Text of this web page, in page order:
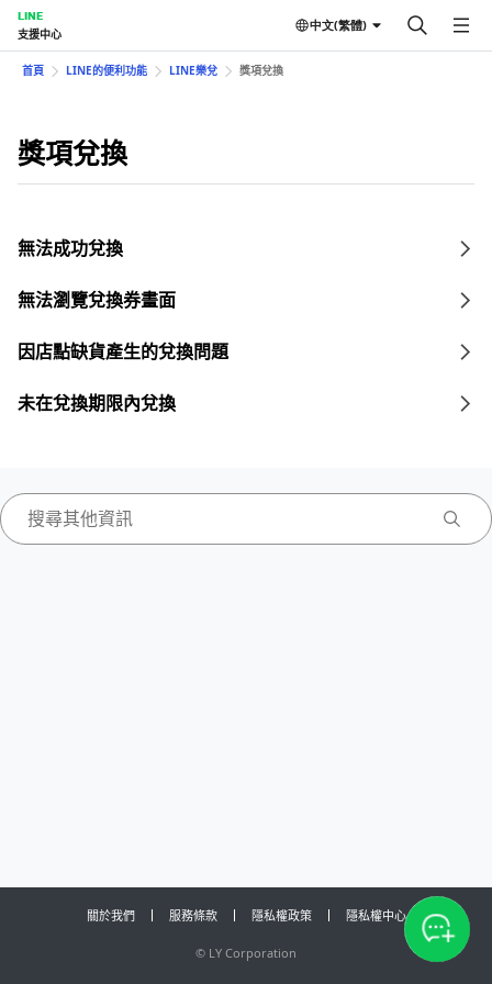
LINE
支援中心
中文(繁體)
首頁 LINE的便利功能 LINE樂兌 獎項兌換
獎項兌換
無法成功兌換
無法瀏覽兌換券畫面
因店點缺貨產生的兌換問題
未在兌換期限內兌換
關於我們 服務條款 隱私權政策 隱私權中心
© LY Corporation